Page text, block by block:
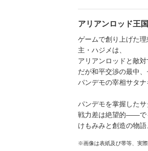
アリアンロッド王
ゲームで創り上げた
主・ハジメは、
アリアンロッドと敵
だが和平交渉の最中
パンデモの宰相サタナ
パンデモを掌握した
戦力差は絶望的――で
けもみみと創造の物
※画像は表紙及び帯等、実際